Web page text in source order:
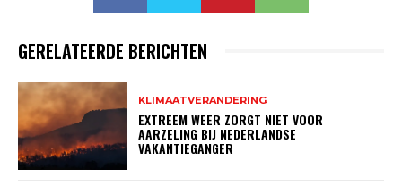
GERELATEERDE BERICHTEN
KLIMAATVERANDERING
EXTREEM WEER ZORGT NIET VOOR
AARZELING BIJ NEDERLANDSE
VAKANTIEGANGER